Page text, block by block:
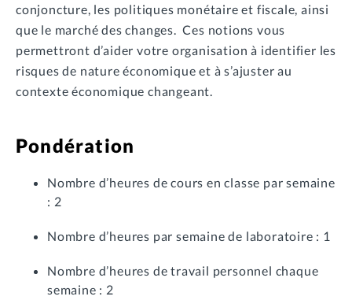
conjoncture, les politiques monétaire et fiscale, ainsi
que le marché des changes. Ces notions vous
permettront d’aider votre organisation à identifier les
risques de nature économique et à s’ajuster au
contexte économique changeant.
Pondération
Nombre d’heures de cours en classe par semaine
: 2
Nombre d’heures par semaine de laboratoire : 1
Nombre d’heures de travail personnel chaque
semaine : 2